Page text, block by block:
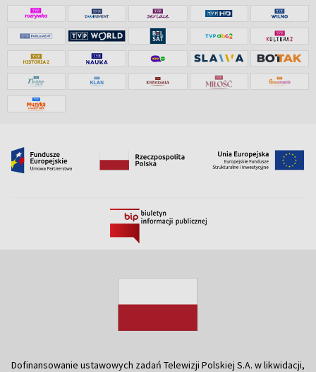
Dofinansowanie ustawowych zadań Telewizji Polskiej S.A. w likwidacji,